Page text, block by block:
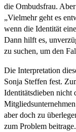
die Ombudsfrau.
„Vielmehr geht es
wenn die Identität
Dann hilft es,
zu suchen, um den
Die Interpretation
Sonja Steffen fest.
Identitätsdieben nicht
aber doch zu
zum Problem